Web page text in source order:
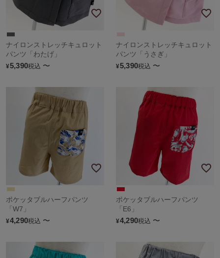
ナイロンストレッチキュロット
パンツ「わたげ」
¥5,390税込 〜
ナイロンストレッチキュロット
パンツ「うさぎ」
¥5,390税込 〜
ポケッタブルハーフパンツ
「W7」
¥4,290税込 〜
ポケッタブルハーフパンツ
「E6」
¥4,290税込 〜